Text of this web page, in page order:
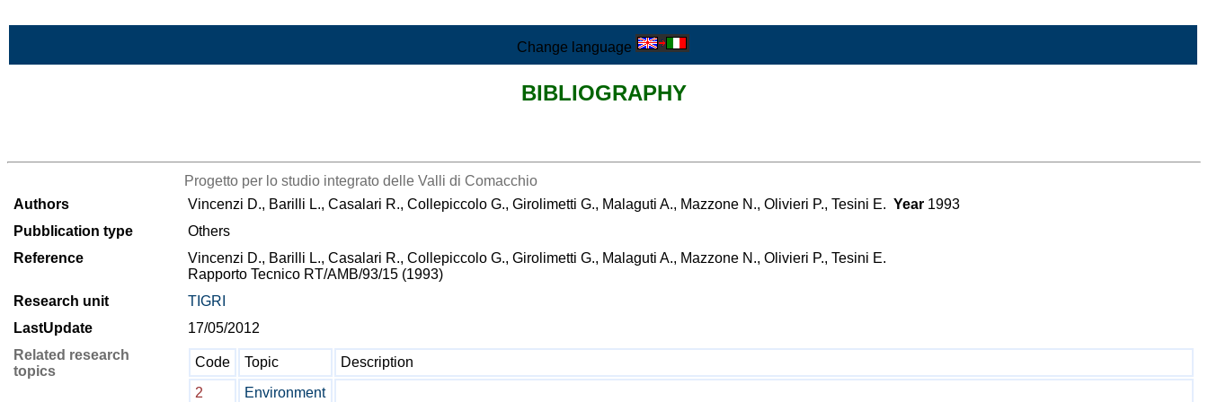
Change language
BIBLIOGRAPHY
Progetto per lo studio integrato delle Valli di Comacchio
Authors
Vincenzi D., Barilli L., Casalari R., Collepiccolo G., Girolimetti G., Malaguti A., Mazzone N., Olivieri P., Tesini E. Year 1993
Pubblication type
Others
Reference
Vincenzi D., Barilli L., Casalari R., Collepiccolo G., Girolimetti G., Malaguti A., Mazzone N., Olivieri P., Tesini E.
Rapporto Tecnico RT/AMB/93/15 (1993)
Research unit
TIGRI
LastUpdate
17/05/2012
Related research
topics
Code Topic
Description
2
Environment